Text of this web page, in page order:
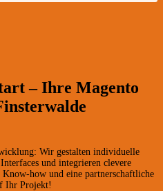
– Ihre Magento
Wir gestalten individuelle
und integrieren clevere
how und eine partnerschaftliche
Ihr Projekt!